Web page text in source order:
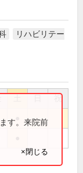
リハビリテー
祝
す。来院前
×閉じる